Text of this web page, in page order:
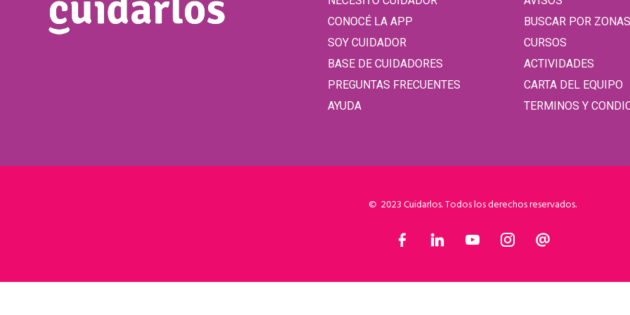
CONOCÉ LA APP
SOY CUIDADOR
BASE DE CUIDADORES
PREGUNTAS FRECUENTES
AYUDA
BUSCAR POR ZONAS
CURSOS
ACTIVIDADES
CARTA DEL EQUIPO
TERMINOS Y
© 2023 Cuidarlos. Todos los derechos reservados.